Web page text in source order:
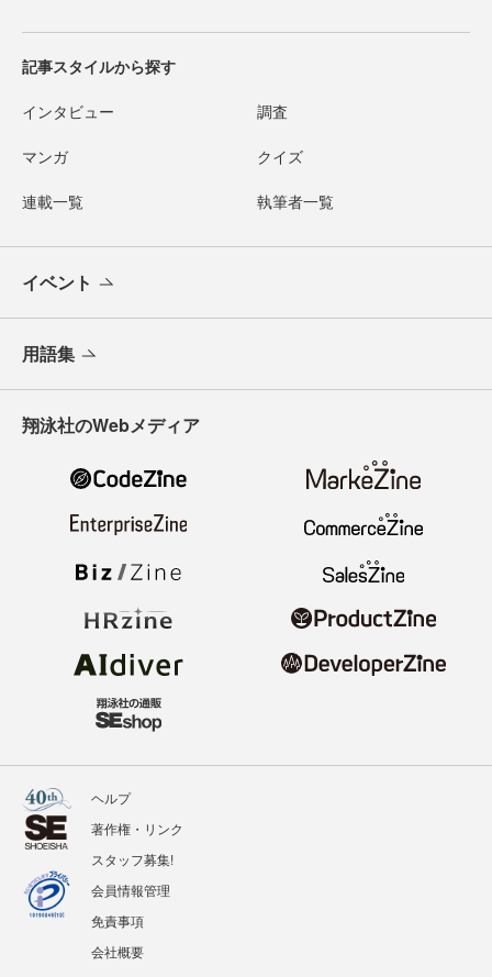
記事スタイルから探す
インタビュー 調査
マンガ クイズ
連載一覧 執筆者一覧
イベント
用語集
翔泳社のWebメディア
ヘルプ
著作権・リンク
スタッフ募集!
会員情報管理
免責事項
会社概要